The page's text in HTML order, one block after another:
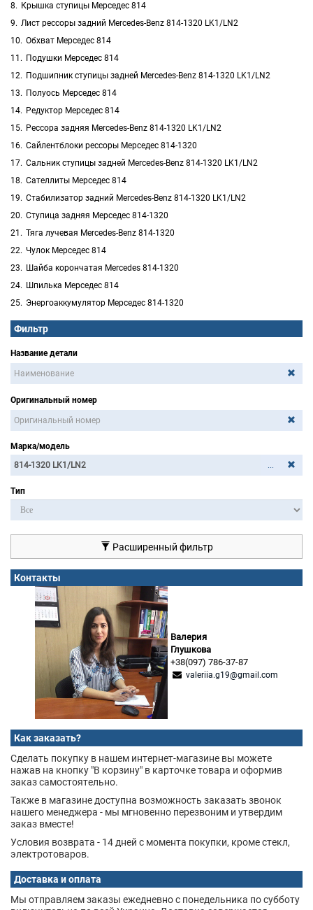
Крышка ступицы Мерседес 814
Лист рессоры задний Mercedes-Benz 814-1320 LK1/LN2
Обхват Мерседес 814
Подушки Мерседес 814
Подшипник ступицы задней Mercedes-Benz 814-1320 LK1/LN2
Полуось Мерседес 814
Редуктор Мерседес 814
Рессора задняя Mercedes-Benz 814-1320 LK1/LN2
Сайлентблоки рессоры Мерседес 814-1320
Сальник ступицы задней Mercedes-Benz 814-1320 LK1/LN2
Сателлиты Мерседес 814
Стабилизатор задний Mercedes-Benz 814-1320 LK1/LN2
Ступица задняя Мерседес 814-1320
Тяга лучевая Mercedes-Benz 814-1320
Чулок Мерседес 814
Шайба корончатая Mercedes 814-1320
Шпилька Мерседес 814
Энергоаккумулятор Мерседес 814-1320
Фильтр
Название детали
Оригинальный номер
Марка/модель
...
Тип
Расширенный фильтр
Контакты
Валерия
Глушкова
+38(097) 786-37-87
valeriia.g19@gmail.com
Как заказать?
Сделать покупку в нашем интернет-магазине вы можете
нажав на кнопку "В корзину" в карточке товара и оформив
заказ самостоятельно.
Также в магазине доступна возможность заказать звонок
нашего менеджера - мы мгновенно перезвоним и утвердим
заказ вместе!
Условия возврата - 14 дней с момента покупки, кроме стекл,
электротоваров.
Доставка и оплата
Мы отправляем заказы ежедневно с понедельника по субботу